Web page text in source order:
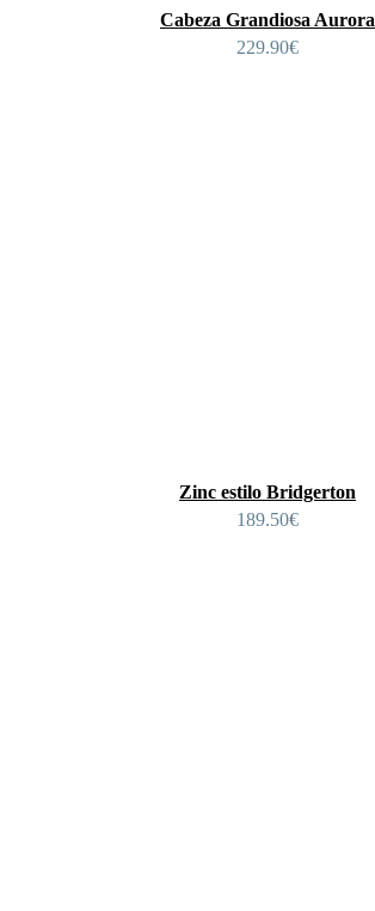
Cabeza Grandiosa Aurora
229.90€
Zinc estilo Bridgerton
189.50€